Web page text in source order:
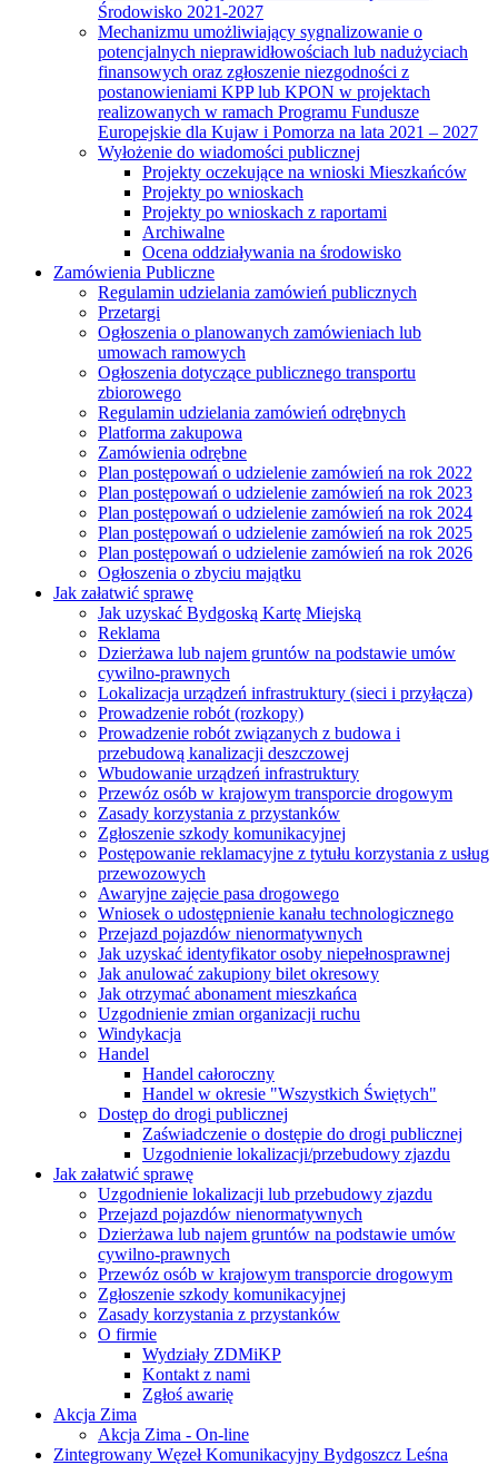
Środowisko 2021-2027
Mechanizmu umożliwiający sygnalizowanie o
potencjalnych nieprawidłowościach lub nadużyciach
finansowych oraz zgłoszenie niezgodności z
postanowieniami KPP lub KPON w projektach
realizowanych w ramach Programu Fundusze
Europejskie dla Kujaw i Pomorza na lata 2021 – 2027
Wyłożenie do wiadomości publicznej
Projekty oczekujące na wnioski Mieszkańców
Projekty po wnioskach
Projekty po wnioskach z raportami
Archiwalne
Ocena oddziaływania na środowisko
Zamówienia Publiczne
Regulamin udzielania zamówień publicznych
Przetargi
Ogłoszenia o planowanych zamówieniach lub
umowach ramowych
Ogłoszenia dotyczące publicznego transportu
zbiorowego
Regulamin udzielania zamówień odrębnych
Platforma zakupowa
Zamówienia odrębne
Plan postępowań o udzielenie zamówień na rok 2022
Plan postępowań o udzielenie zamówień na rok 2023
Plan postępowań o udzielenie zamówień na rok 2024
Plan postępowań o udzielenie zamówień na rok 2025
Plan postępowań o udzielenie zamówień na rok 2026
Ogłoszenia o zbyciu majątku
Jak załatwić sprawę
Jak uzyskać Bydgoską Kartę Miejską
Reklama
Dzierżawa lub najem gruntów na podstawie umów
cywilno-prawnych
Lokalizacja urządzeń infrastruktury (sieci i przyłącza)
Prowadzenie robót (rozkopy)
Prowadzenie robót związanych z budowa i
przebudową kanalizacji deszczowej
Wbudowanie urządzeń infrastruktury
Przewóz osób w krajowym transporcie drogowym
Zasady korzystania z przystanków
Zgłoszenie szkody komunikacyjnej
Postępowanie reklamacyjne z tytułu korzystania z usług
przewozowych
Awaryjne zajęcie pasa drogowego
Wniosek o udostępnienie kanału technologicznego
Przejazd pojazdów nienormatywnych
Jak uzyskać identyfikator osoby niepełnosprawnej
Jak anulować zakupiony bilet okresowy
Jak otrzymać abonament mieszkańca
Uzgodnienie zmian organizacji ruchu
Windykacja
Handel
Handel całoroczny
Handel w okresie "Wszystkich Świętych"
Dostęp do drogi publicznej
Zaświadczenie o dostępie do drogi publicznej
Uzgodnienie lokalizacji/przebudowy zjazdu
Jak załatwić sprawę
Uzgodnienie lokalizacji lub przebudowy zjazdu
Przejazd pojazdów nienormatywnych
Dzierżawa lub najem gruntów na podstawie umów
cywilno-prawnych
Przewóz osób w krajowym transporcie drogowym
Zgłoszenie szkody komunikacyjnej
Zasady korzystania z przystanków
O firmie
Wydziały ZDMiKP
Kontakt z nami
Zgłoś awarię
Akcja Zima
Akcja Zima - On-line
Zintegrowany Węzeł Komunikacyjny Bydgoszcz Leśna